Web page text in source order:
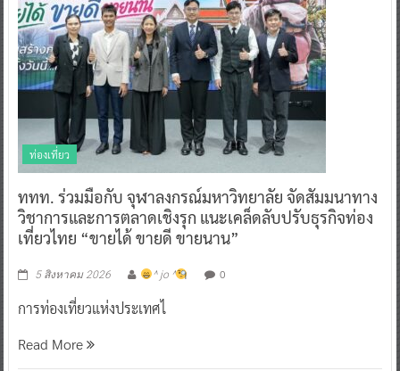
ท่องเที่ยว
ททท. ร่วมมือกับ จุฬาลงกรณ์มหาวิทยาลัย จัดสัมมนาทาง
วิชาการและการตลาดเชิงรุก แนะเคล็ดลับปรับธุรกิจท่อง
เที่ยวไทย “ขายได้ ขายดี ขายนาน”
5 สิงหาคม 2026 ^ jo ^ 0
การท่องเที่ยวแห่งประเทศไ
Read More